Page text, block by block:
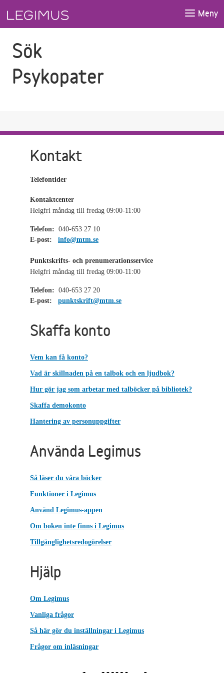
Meny
Sök
Psykopater
Kontakt
Telefontider
Kontaktcenter
Helgfri måndag till fredag 09:00-11:00
Telefon: 040-653 27 10
E-post:
info@mtm.se
Punktskrifts- och prenumerationsservice
Helgfri måndag till fredag 09:00-11:00
Telefon: 040-653 27 20
E-post:
punktskrift@mtm.se
Skaffa konto
Vem kan få konto?
Vad är skillnaden på en talbok och en ljudbok?
Hur gör jag som arbetar med talböcker på bibliotek?
Skaffa demokonto
Hantering av personuppgifter
Använda Legimus
Så läser du våra böcker
Funktioner i Legimus
Använd Legimus-appen
Om boken inte finns i Legimus
Tillgänglighetsredogörelser
Hjälp
Om Legimus
Vanliga frågor
Så här gör du inställningar i Legimus
Frågor om inläsningar